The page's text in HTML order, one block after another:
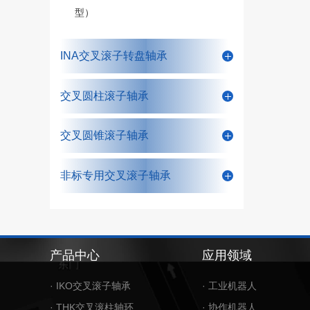
型）
INA交叉滚子转盘轴承
交叉圆柱滚子轴承
交叉圆锥滚子轴承
非标专用交叉滚子轴承
产品中心
· IKO交叉滚子轴承
· THK交叉滚柱轴环
应用领域
· 工业机器人
· 协作机器人